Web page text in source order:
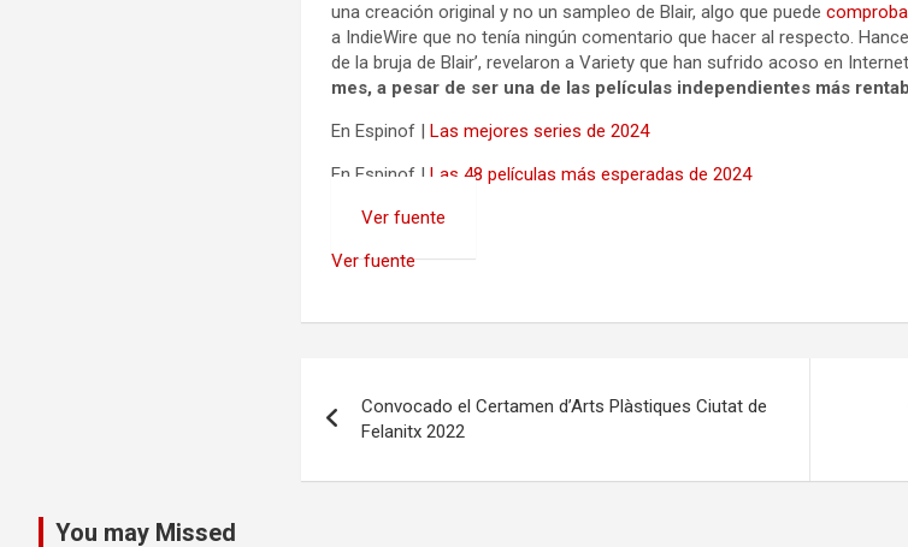
una creación original y no un sampleo de Blair, algo que puede
a IndieWire que no tenía ningún comentario que hacer al respecto.
de la bruja de Blair’, revelaron a Variety que han sufrido acoso en
mes, a pesar de ser una de las películas independientes más
En Espinof |Las mejores series de 2024
En Espinof |Las 48 películas más esperadas de 2024
Ver fuente
Ver fuente
de
entradas
Convocado el Certamen d’Arts Plàstiques Ciutat de
Felanitx 2022
You may Missed